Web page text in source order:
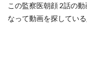
この監察医朝顔 2話の
なって動画を探してい